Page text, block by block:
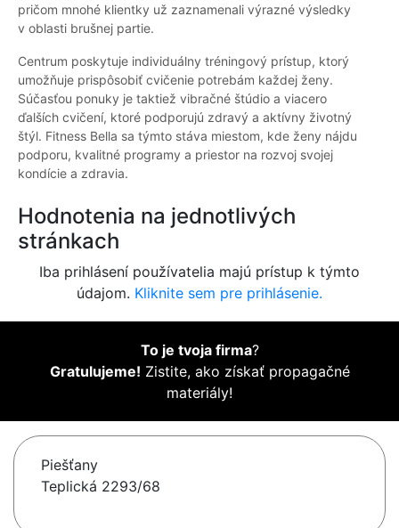
pričom mnohé klientky už zaznamenali výrazné výsledky
v oblasti brušnej partie.
Centrum poskytuje individuálny tréningový prístup, ktorý
umožňuje prispôsobiť cvičenie potrebám každej ženy.
Súčasťou ponuky je taktiež vibračné štúdio a viacero
ďalších cvičení, ktoré podporujú zdravý a aktívny životný
štýl. Fitness Bella sa týmto stáva miestom, kde ženy nájdu
podporu, kvalitné programy a priestor na rozvoj svojej
kondície a zdravia.
Hodnotenia na jednotlivých
stránkach
Iba prihlásení používatelia majú prístup k týmto
údajom. Kliknite sem pre prihlásenie.
To je tvoja firma?
Gratulujeme! Zistite, ako získať propagačné
materiály!
Piešťany
Teplická 2293/68